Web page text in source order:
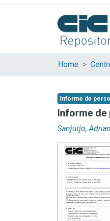
Home
Informe de
Informe de
Sanjurjo,